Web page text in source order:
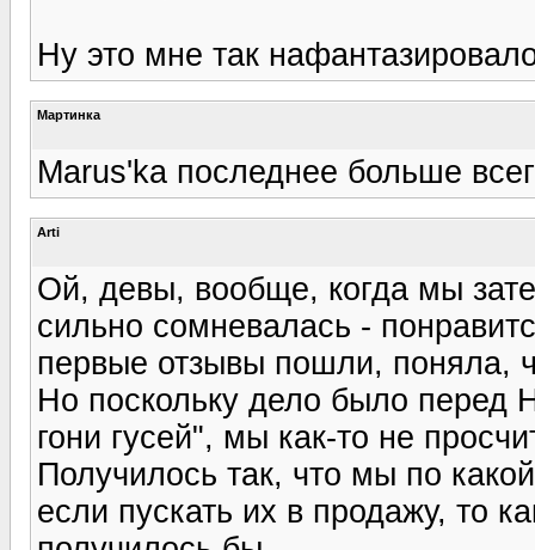
Ну это мне так
Мартинка
Marus'ka последнее больше
Arti
Ой, девы, вообще, когда мы
сильно сомневалась -
первые отзывы пошли, поняла,
Но поскольку дело было перед
гони гусей", мы как-то не
Получилось так, что мы по
если пускать их в продажу, то